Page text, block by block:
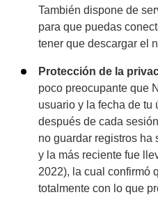
También dispone de
para que puedas
tener que descargar el
Protección de la
poco preocupante que
usuario y la fecha de tu
después de cada
no guardar registros ha
y la más reciente fue
2022), la cual confirmó
totalmente con lo que